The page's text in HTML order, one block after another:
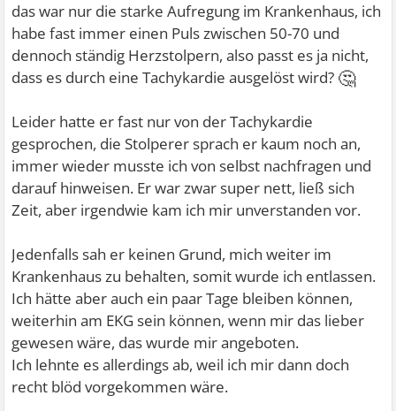
das war nur die starke Aufregung im Krankenhaus, ich
habe fast immer einen Puls zwischen 50-70 und
dennoch ständig Herzstolpern, also passt es ja nicht,
dass es durch eine Tachykardie ausgelöst wird? 🤔
Leider hatte er fast nur von der Tachykardie
gesprochen, die Stolperer sprach er kaum noch an,
immer wieder musste ich von selbst nachfragen und
darauf hinweisen. Er war zwar super nett, ließ sich
Zeit, aber irgendwie kam ich mir unverstanden vor.
Jedenfalls sah er keinen Grund, mich weiter im
Krankenhaus zu behalten, somit wurde ich entlassen.
Ich hätte aber auch ein paar Tage bleiben können,
weiterhin am EKG sein können, wenn mir das lieber
gewesen wäre, das wurde mir angeboten.
Ich lehnte es allerdings ab, weil ich mir dann doch
recht blöd vorgekommen wäre.